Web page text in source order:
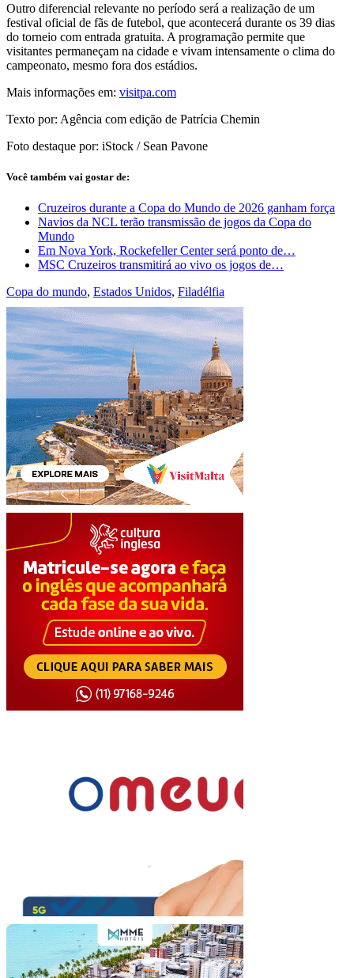
Outro diferencial relevante no período será a realização de um
festival oficial de fãs de futebol, que acontecerá durante os 39 dias
do torneio com entrada gratuita. A programação permite que
visitantes permaneçam na cidade e vivam intensamente o clima do
campeonato, mesmo fora dos estádios.
Mais informações em: visitpa.com
Texto por: Agência com edição de Patrícia Chemin
Foto destaque por: iStock / Sean Pavone
Você também vai gostar de:
Cruzeiros durante a Copa do Mundo de 2026 ganham força
Navios da NCL terão transmissão de jogos da Copa do
Mundo
Em Nova York, Rockefeller Center será ponto de…
MSC Cruzeiros transmitirá ao vivo os jogos de…
Copa do mundo, Estados Unidos, Filadélfia